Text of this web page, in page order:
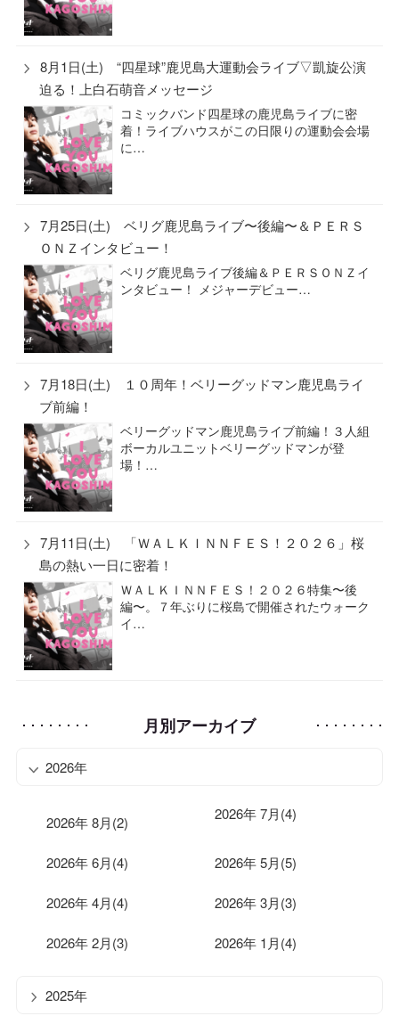
8月1日(土) “四星球”鹿児島大運動会ライブ▽凱旋公演
迫る！上白石萌音メッセージ
コミックバンド四星球の鹿児島ライブに密
着！ライブハウスがこの日限りの運動会会場
に…
7月25日(土) ベリグ鹿児島ライブ〜後編〜＆ＰＥＲＳ
ＯＮＺインタビュー！
ベリグ鹿児島ライブ後編＆ＰＥＲＳＯＮＺイ
ンタビュー！ メジャーデビュー…
7月18日(土) １０周年！ベリーグッドマン鹿児島ライ
ブ前編！
ベリーグッドマン鹿児島ライブ前編！３人組
ボーカルユニットベリーグッドマンが登
場！…
7月11日(土) 「ＷＡＬＫＩＮＮＦＥＳ！２０２６」桜
島の熱い一日に密着！
ＷＡＬＫＩＮＮＦＥＳ！２０２６特集〜後
編〜。７年ぶりに桜島で開催されたウォーク
イ…
月別アーカイブ
2026年
2026年 8月(2) 2026年 7月(4)
2026年 6月(4) 2026年 5月(5)
2026年 4月(4) 2026年 3月(3)
2026年 2月(3) 2026年 1月(4)
2025年